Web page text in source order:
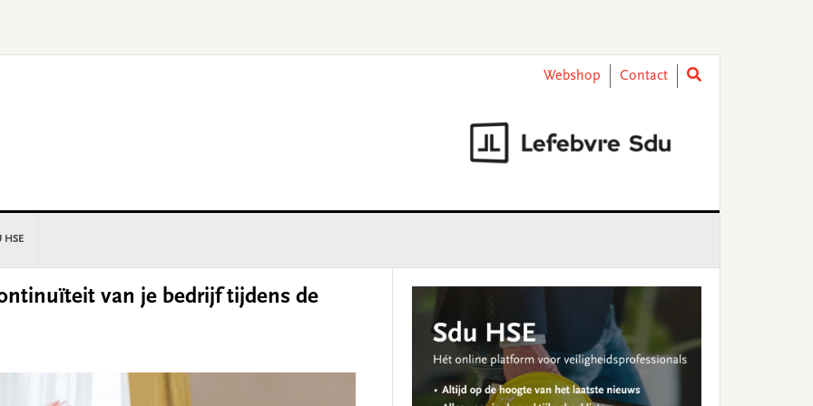
Webshop
Contact
HSE
van je bedrijf tijdens de